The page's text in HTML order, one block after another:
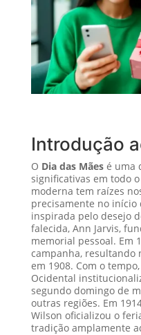
Introdução
O Dia das Mãesé uma
significativas em todo
moderna tem raízes
precisamente no início
inspirada pelo desejo
falecida, Ann Jarvis,
memorial pessoal. Em
campanha, resultando
em 1908. Com o
Ocidental
segundo domingo de
outras regiões. Em
Wilson oficializou o
tradição amplamente